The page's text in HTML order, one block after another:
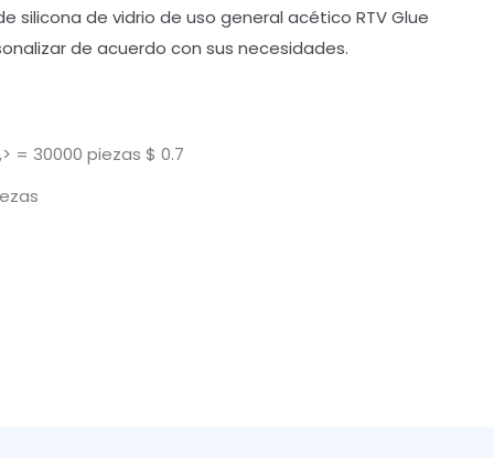
silicona de vidrio de uso general acético RTV Glue
de acuerdo con sus necesidades.
= 30000 piezas $ 0.7